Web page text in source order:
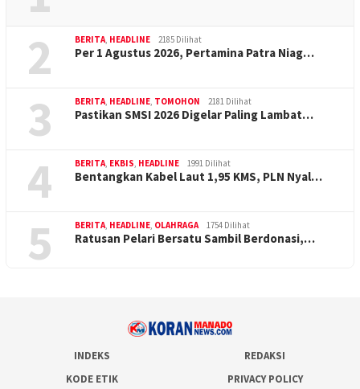
2 BERITA HEADLINE 2185 Dilihat
Per 1 Agustus 2026, Pertamina Patra Niag…
3 BERITA HEADLINE TOMOHON 2181 Dilihat
Pastikan SMSI 2026 Digelar Paling Lambat…
4 BERITA EKBIS HEADLINE 1991 Dilihat
Bentangkan Kabel Laut 1,95 KMS, PLN Nyal…
5 BERITA HEADLINE OLAHRAGA 1754 Dilihat
Ratusan Pelari Bersatu Sambil Berdonasi,…
INDEKS
REDAKSI
KODE ETIK
PRIVACY POLICY